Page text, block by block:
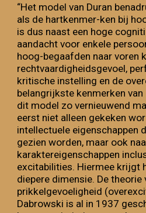
“Het model van Duran
als de hartkenmer-ken bij
is dus naast een hoge
aandacht voor enkele
hoog-begaafden naar voren
rechtvaardigheidsgevoel,
kritische instelling en de
belangrijkste kenmerken
dit model zo vernieuwend
eerst niet alleen gekeken
intellectuele eigenschappen
gezien worden, maar ook
karaktereigenschappen
excitabilities. Hiermee krijgt
diepere dimensie. De theorie
prikkelgevoeligheid
Dabrowski is al in 1937